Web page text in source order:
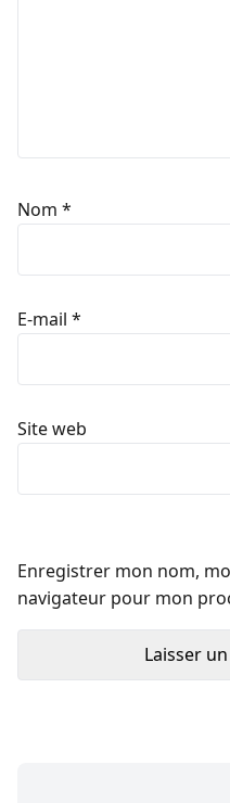
Nom *
E-mail *
Site web
Enregistrer mon nom,
navigateur pour mon